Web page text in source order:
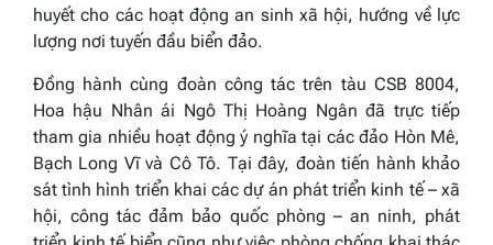
huyết cho các hoạt động an sinh xã hội, hướng về lực
lượng nơi tuyến đầu biển đảo.
Đồng hành cùng đoàn công tác trên tàu CSB 8004,
Hoa hậu Nhân ái Ngô Thị Hoàng Ngân đã trực tiếp
tham gia nhiều hoạt động ý nghĩa tại các đảo Hòn Mê,
Bạch Long Vĩ và Cô Tô. Tại đây, đoàn tiến hành khảo
sát tình hình triển khai các dự án phát triển kinh tế – xã
hội, công tác đảm bảo quốc phòng – an ninh, phát